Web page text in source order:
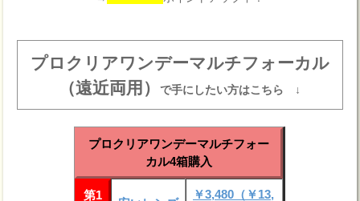
プロクリアワンデーマルチフォーカル
（遠近両用）で手にしたい方はこちら ↓
プロクリアワンデーマルチフォー
カル4箱購入
第1
￥3,480（￥13,